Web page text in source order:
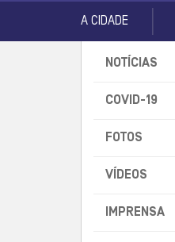
A CIDADE
NOTÍCIAS
COVID-19
FOTOS
VÍDEOS
IMPRENSA